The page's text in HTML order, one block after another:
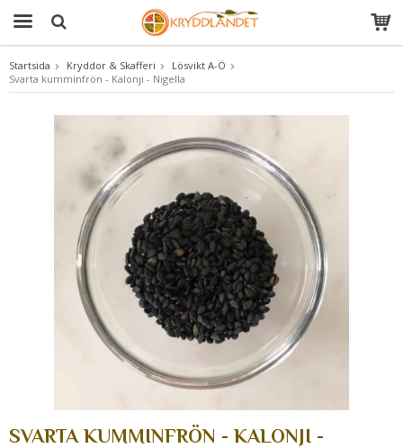
Produkten har blivit tillagd i varukorgen
Startsida Kryddor & Skafferi
Lösvikt A-Ö
Svarta kumminfrön - Kalonji - Nigella
SVARTA KUMMINFRÖN - KALONJI -